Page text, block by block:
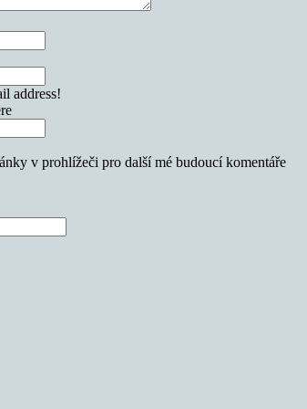
address!
v prohlížeči pro další mé budoucí komentáře